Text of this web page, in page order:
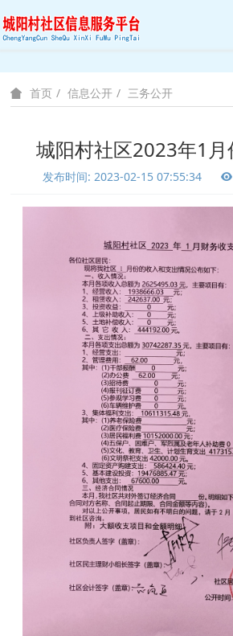
首页 信息公开 三务公开
城阳村社区2023年1月
发布时间: 2023-02-15 07:55:34